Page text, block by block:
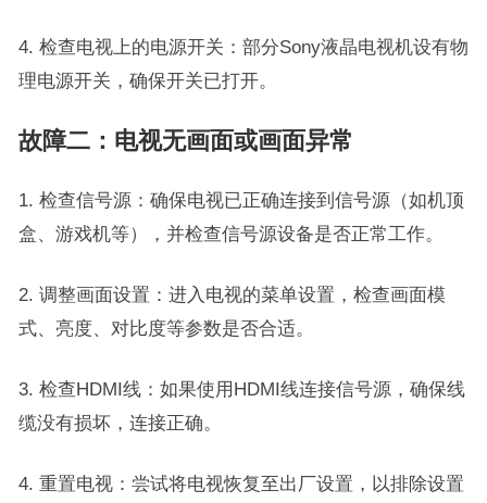
4. 检查电视上的电源开关：部分Sony液晶电视机设有物
理电源开关，确保开关已打开。
故障二：电视无画面或画面异常
1. 检查信号源：确保电视已正确连接到信号源（如机顶
盒、游戏机等），并检查信号源设备是否正常工作。
2. 调整画面设置：进入电视的菜单设置，检查画面模
式、亮度、对比度等参数是否合适。
3. 检查HDMI线：如果使用HDMI线连接信号源，确保线
缆没有损坏，连接正确。
4. 重置电视：尝试将电视恢复至出厂设置，以排除设置